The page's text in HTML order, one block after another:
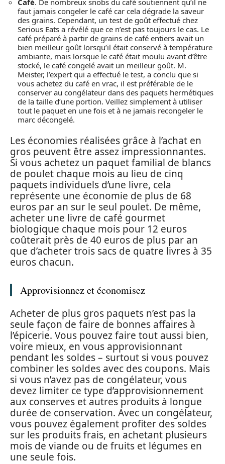
faut jamais congeler le café car cela dégrade la saveur
des grains. Cependant, un test de goût effectué chez
Serious Eats a révélé que ce n’est pas toujours le cas. Le
café préparé à partir de grains de café entiers avait un
bien meilleur goût lorsqu’il était conservé à température
ambiante, mais lorsque le café était moulu avant d’être
stocké, le café congelé avait un meilleur goût. M.
Meister, l’expert qui a effectué le test, a conclu que si
vous achetez du café en vrac, il est préférable de le
conserver au congélateur dans des paquets hermétiques
de la taille d’une portion. Veillez simplement à utiliser
tout le paquet en une fois et à ne jamais recongeler le
marc décongelé.
Les économies réalisées grâce à l’achat en
gros peuvent être assez impressionnantes.
Si vous achetez un paquet familial de blancs
de poulet chaque mois au lieu de cinq
paquets individuels d’une livre, cela
représente une économie de plus de 68
euros par an sur le seul poulet. De même,
acheter une livre de café gourmet
biologique chaque mois pour 12 euros
coûterait près de 40 euros de plus par an
que d’acheter trois sacs de quatre livres à 35
euros chacun.
Approvisionnez et économisez
Acheter de plus gros paquets n’est pas la
seule façon de faire de bonnes affaires à
l’épicerie. Vous pouvez faire tout aussi bien,
voire mieux, en vous approvisionnant
pendant les soldes – surtout si vous pouvez
combiner les soldes avec des coupons. Mais
si vous n’avez pas de congélateur, vous
devez limiter ce type d’approvisionnement
aux conserves et autres produits à longue
durée de conservation. Avec un congélateur,
vous pouvez également profiter des soldes
sur les produits frais, en achetant plusieurs
mois de viande ou de fruits et légumes en
une seule fois.